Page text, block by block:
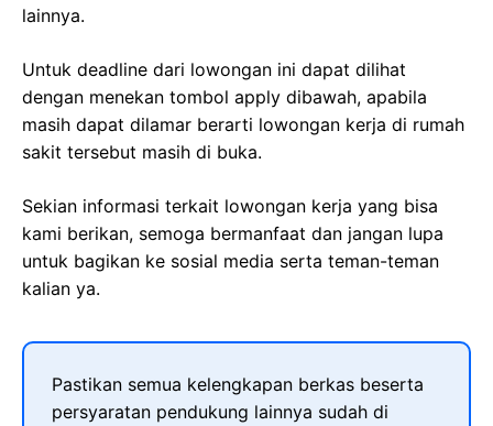
lainnya.
Untuk deadline dari lowongan ini dapat dilihat
dengan menekan tombol apply dibawah, apabila
masih dapat dilamar berarti lowongan kerja di rumah
sakit tersebut masih di buka.
Sekian informasi terkait lowongan kerja yang bisa
kami berikan, semoga bermanfaat dan jangan lupa
untuk bagikan ke sosial media serta teman-teman
kalian ya.
Pastikan semua kelengkapan berkas beserta
persyaratan pendukung lainnya sudah di